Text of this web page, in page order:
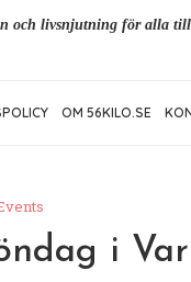
och livsnjutning för alla
OM 56KILO.SE
i